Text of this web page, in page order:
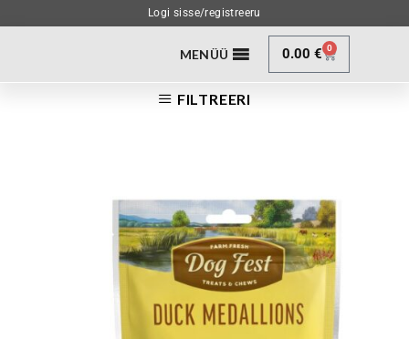
Logi sisse/registreeru
MENÜÜ 0.00€ 0
FILTREERI